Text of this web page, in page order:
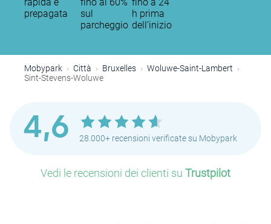
prepagata
sul
parcheggio
h prima
dell’inizio
Mobypark Città Bruxelles
Woluwe-Saint-Lambert
Sint-Stevens-Woluwe
4,6 28.000+ recensioni verificate su Mobypark
Vedi le recensioni dei clienti su Trustpilot